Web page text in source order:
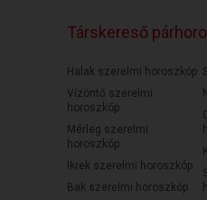
Társkereső
Halak szerelmi horoszkóp
Vízöntő szerelmi
horoszkóp
Mérleg szerelmi
horoszkóp
Ikrek szerelmi horoszkóp
Bak szerelmi horoszkóp